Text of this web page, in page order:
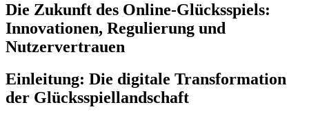
Die Zukunft des Online-Glücksspiels:
Innovationen, Regulierung und
Nutzervertrauen
Einleitung: Die digitale Transformation
der Glücksspiellandschaft